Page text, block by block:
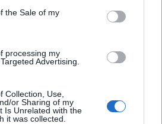
the Sale of my
processing my
Advertising.
Collection, Use,
or Sharing of my
Is Unrelated with the
it was collected.